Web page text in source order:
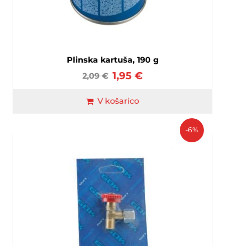
Plinska kartuša, 190 g
2,09€ 1,95€
V košarico
-6%